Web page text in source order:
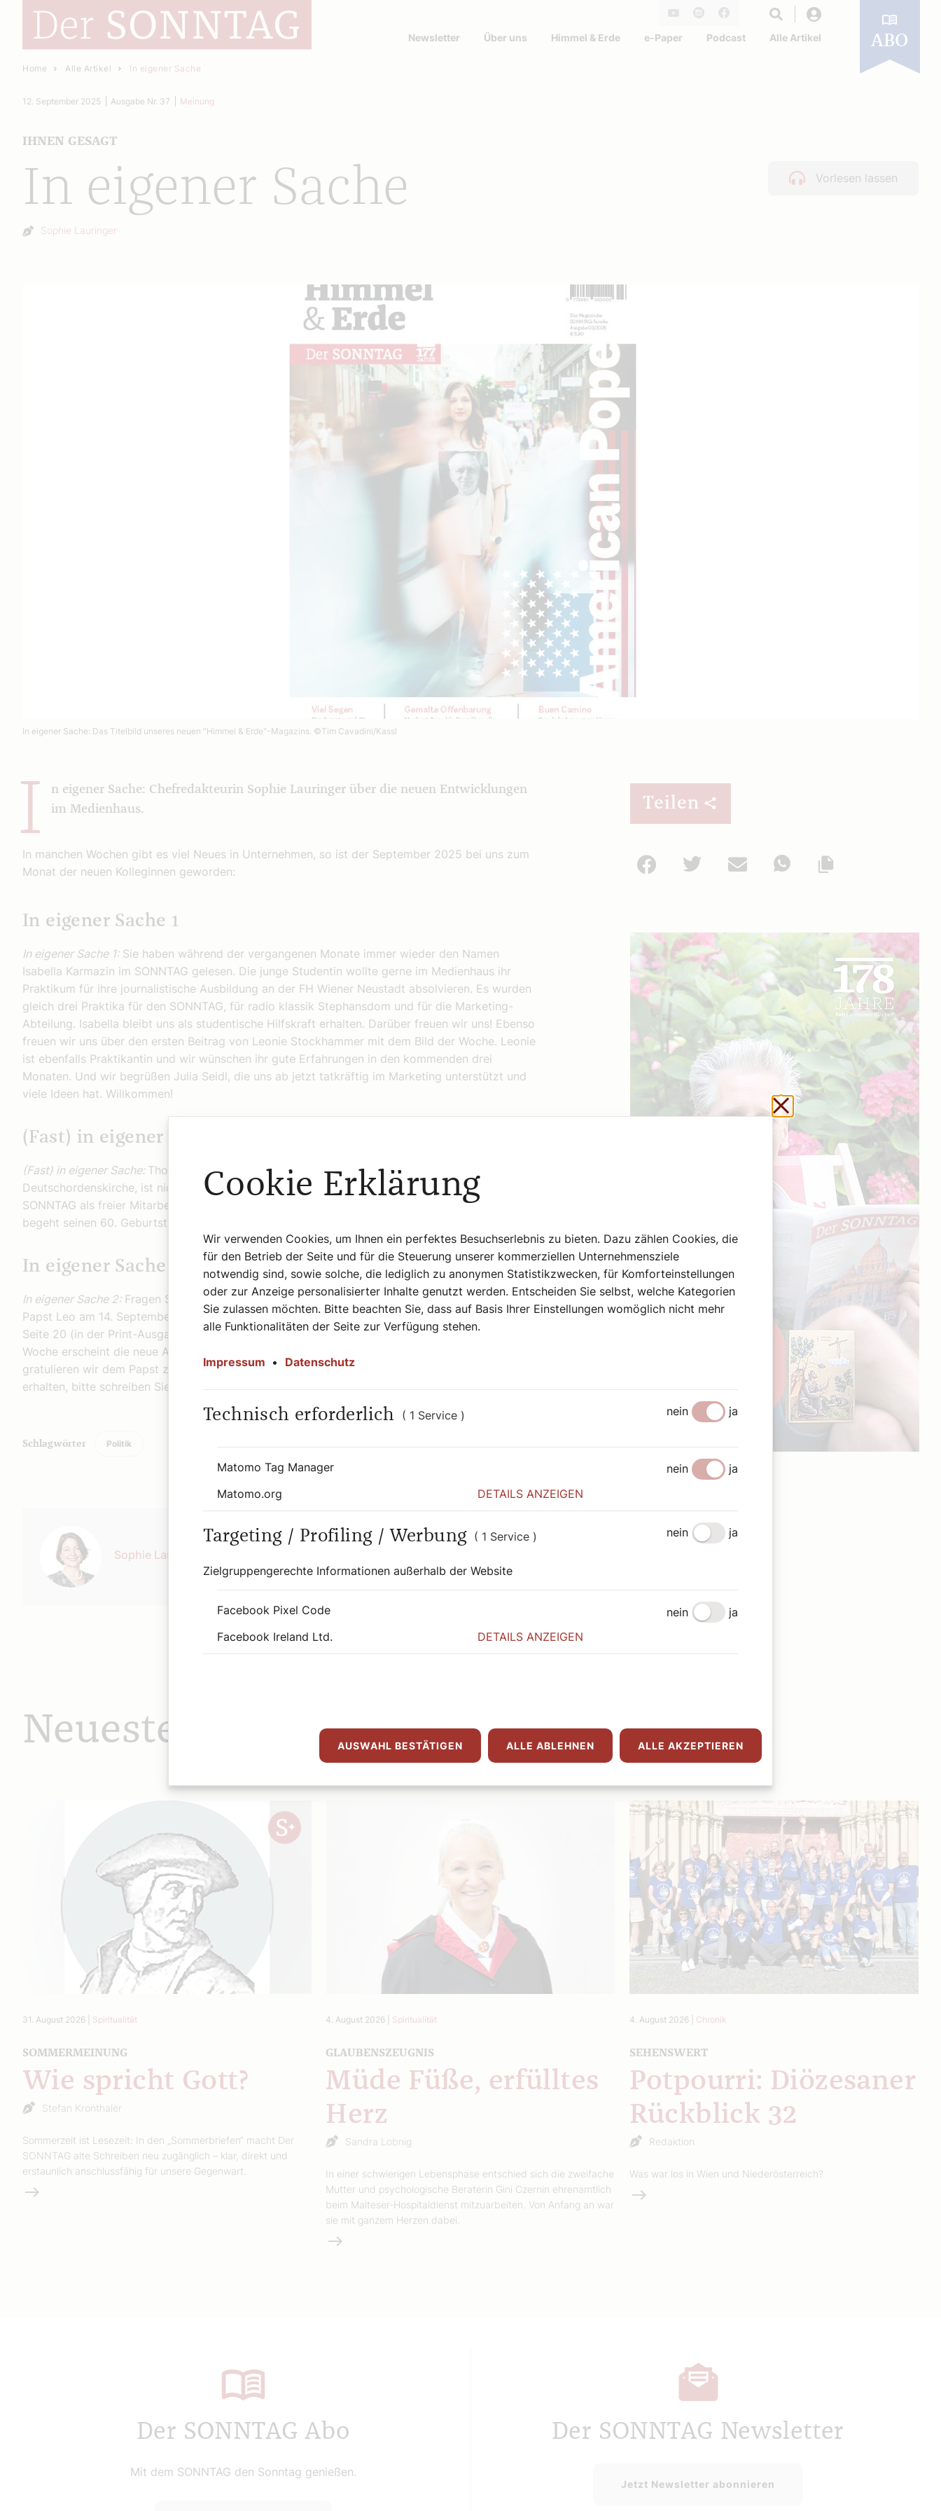
Facebook
Newsletter Über uns Himmel & Erde e-Paper Podcast Alle Artikel ABO
Home Alle Artikel In eigener Sache
Vorlesen lassen
In eigener Sache
IHNEN GESAGT
12. September 2025 Ausgabe Nr. 37 Meinung
Autor:
Sophie Lauringer
In eigener Sache: Das Titelbild unseres neuen "Himmel & Erde"-Magazins. ©Tim Cavadini/Kassl
I
n eigener Sache: Chefredakteurin Sophie Lauringer über die neuen Entwicklungen
im Medienhaus.
In manchen Wochen gibt es viel Neues in Unternehmen, so ist der September 2025 bei uns zum
Monat der neuen Kolleginnen geworden:
In eigener Sache 1
In eigener Sache 1:Sie haben während der vergangenen Monate immer wieder den Namen
Isabella Karmazin im SONNTAG gelesen. Die junge Studentin wollte gerne im Medienhaus ihr
Praktikum für ihre journalistische Ausbildung an der FH Wiener Neustadt absolvieren. Es wurden
gleich drei Praktika für den SONNTAG, für radio klassik Stephansdom und für die Marketing-
Abteilung. Isabella bleibt uns als studentische Hilfskraft erhalten. Darüber freuen wir uns! Ebenso
freuen wir uns über den ersten Beitrag von Leonie Stockhammer mit dem Bild der Woche. Leonie
ist ebenfalls Praktikantin und wir wünschen ihr gute Erfahrungen in den kommenden drei
Monaten. Und wir begrüßen Julia Seidl, die uns ab jetzt tatkräftig im Marketing unterstützt und
viele Ideen hat. Willkommen!
(Fast) in eigener Sache:
(Fast) in eigener Sache: Thomas Dolezal, Hochmeisterlicher Kapellmeister an der
Deutschordenskirche, ist nicht nur ein geschätzter und anerkannter Kirchenmusiker. Er ist dem
SONNTAG als freier Mitarbeiter verbunden. Seine Artikel sind stets profund und lehrreich. Er
begeht seinen 60. Geburtstag! Ad multos annos!
In eigener Sache 2:
In eigener Sache 2:Fragen Sie sich, warum Sie in dieser Ausgabe nichts zum 70. Geburtstag von
Papst Leo am 14. September entdecken – außer in einem Nebensatz bei der „Guten Nachricht“ auf
Seite 20 (in der Print-Ausgabe vom 14.9. Anm.)? Das hat einen erfreulichen Grund: Kommende
Woche erscheint die neue Ausgabe unseres
gratulieren wir dem Papst zu seinem runden Jubiläum. Wollen Sie diese Ausgabe kostenfrei
erhalten, bitte schreiben Sie an ▶ abo@dersonntag.at
Schlagwörter Politik
Sophie Lauringer
Teilen
Facebook
Twitter Mail
WhatsApp
Neueste Beiträge
31. August 2026 Spiritualität
SOMMERMEINUNG
Wie spricht Gott?
Stefan Kronthaler
Sommerzeit ist Lesezeit: In den „Sommerbriefen“ macht Der
SONNTAG alte Schreiben neu zugänglich – klar, direkt und
erstaunlich anschlussfähig für unsere Gegenwart.
Weiterlesen
4. August 2026 Spiritualität
GLAUBENSZEUGNIS
Müde Füße, erfülltes
Herz
Sandra Lobnig
In einer schwierigen Lebensphase entschied sich die zweifache
Mutter und psychologische Beraterin Gini Czernin ehrenamtlich
beim Malteser-Hospitaldienst mitzuarbeiten. Von Anfang an war
sie mit ganzem Herzen dabei.
Weiterlesen
4. August 2026 Chronik
SEHENSWERT
Potpourri: Diözesaner
Rückblick 32
Redaktion
Was war los in Wien und Niederösterreich?
Weiterlesen
Der SONNTAG Abo
Mit dem SONNTAG den Sonntag genießen.
Der SONNTAG Newsletter
Jetzt Newsletter abonnieren
Schließen ohne zu
Cookie Erklärung
Wir verwenden Cookies, um Ihnen ein perfektes Besuchserlebnis zu bieten. Dazu zählen Cookies, die
für den Betrieb der Seite und für die Steuerung unserer kommerziellen Unternehmensziele
notwendig sind, sowie solche, die lediglich zu anonymen Statistikzwecken, für Komforteinstellungen
oder zur Anzeige personalisierter Inhalte genutzt werden. Entscheiden Sie selbst, welche Kategorien
Sie zulassen möchten. Bitte beachten Sie, dass auf Basis Ihrer Einstellungen womöglich nicht mehr
alle Funktionalitäten der Seite zur Verfügung stehen.
Impressum • Datenschutz
Technisch erforderlich ( 1 Service ) nein ja
Matomo Tag Manager nein
ja
Matomo.org
DETAILS ANZEIGEN
Targeting / Profiling / Werbung ( 1 Service )
Zielgruppengerechte Informationen außerhalb der Website
nein ja
Facebook Pixel Code nein
ja
Facebook Ireland Ltd.
DETAILS ANZEIGEN
AUSWAHL BESTÄTIGEN ALLE ABLEHNEN ALLE AKZEPTIEREN